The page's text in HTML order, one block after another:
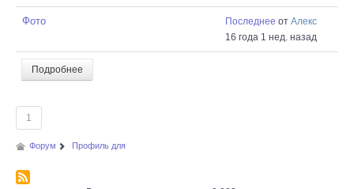
Подробнее
Фото Последнее от Алекс
16 года 1 нед. назад
1
Форум Профиль для